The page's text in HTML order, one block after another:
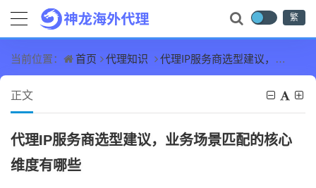
繁
当前位置： 首页 代理知识 代理IP服务商选型建议，业务场景匹配的核心维度有哪些
正文
代理IP服务商选型建议，业务场景匹配的核心
维度有哪些